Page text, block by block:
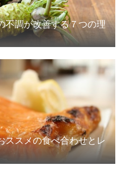
不調が改善する７つの理
スメの食べ合わせとレ